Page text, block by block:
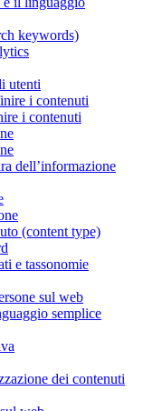
keywords)
utenti
i contenuti
i contenuti
dell’informazione
(content type)
e tassonomie
sul web
semplice
dei contenuti